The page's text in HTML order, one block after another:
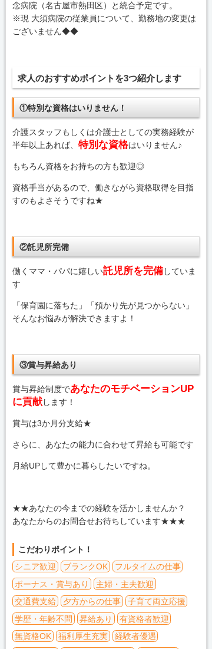
念病院（名古屋市熱田区）と統合予定です。
※現 大須病院の従業員について、勤務地の変更は
ございません◆◆
求人のおすすめポイントを3つ紹介します
①特別な資格はいりません！
介護スタッフもしくは介護士としての実務経験が
半年以上あれば、特別な資格はいりません♪
もちろん資格をお持ちの方も歓迎◎
資格手当があるので、働きながら資格取得を目指
すのもよさそうですね★
②託児所完備
働くママ・パパに嬉しい託児所を完備していま
す
「保育園に落ちた」「預かり先が見つからない」
そんなお悩みが解決できますよ！
③賞与昇給あり
賞与昇給制度であなたのモチベーションUP
に貢献します！
賞与は3か月分支給★
さらに、あなたの能力に合わせて昇給も可能です
月給UPして豊かに暮らしたいですね。
★★あなたの今までの経験を活かしませんか？
あなたからのお問合せお待ちしています★★★
こだわりポイント！
シニア歓迎
ブランクOK
フルタイムの仕事
ボーナス・賞与あり
主婦・主夫歓迎
交通費支給
夕方からの仕事
子育て両立応援
学歴・年齢不問
昇給あり
有資格者歓迎
無資格OK
福利厚生充実
経験者優遇